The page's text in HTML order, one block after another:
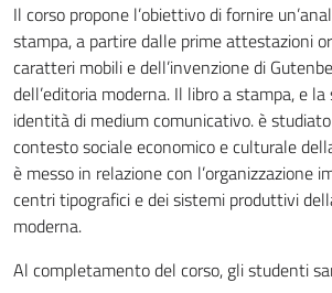
Il corso propone l’obiettivo di fornire
stampa, a partire dalle prime attestazioni
caratteri mobili e dell’invenzione di
dell’editoria moderna. Il libro a stampa, e
identità di medium comunicativo. è
contesto sociale economico e culturale
è messo in relazione con l’organizzazione
centri tipografici e dei sistemi produttivi
moderna.
Al completamento del corso, gli studenti